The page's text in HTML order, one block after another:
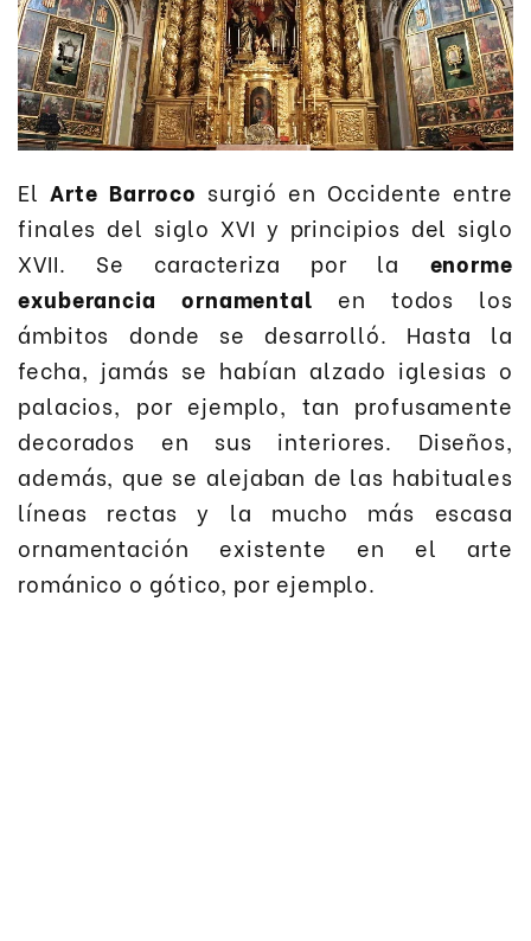
ElArte Barroco surgió en Occidente entre
finales del siglo XVI y principios del siglo
XVII. Se caracteriza por la enorme
exuberancia ornamental en todos los
ámbitos donde se desarrolló. Hasta la
fecha, jamás se habían alzado iglesias o
palacios, por ejemplo, tan profusamente
decorados en sus interiores. Diseños,
además, que se alejaban de las habituales
líneas rectas y la mucho más escasa
ornamentación existente en el arte
románico o gótico, por ejemplo.